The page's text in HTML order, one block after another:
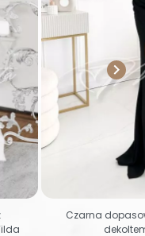
Czarna
